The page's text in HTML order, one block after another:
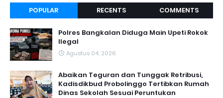
POPULAR RECENTS COMMENTS
Polres Bangkalan Diduga Main Upeti Rokok
Ilegal
Agustus 04, 2026
Abaikan Teguran dan Tunggak Retribusi,
Kadisdikbud Probolinggo Tertibkan Rumah
Dinas Sekolah Sesuai Peruntukan